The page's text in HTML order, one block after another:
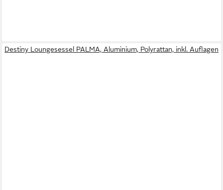
Destiny Loungesessel PALMA, Aluminium, Polyrattan, inkl. Auflagen